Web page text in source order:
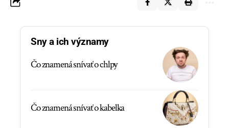
Sny a ich významy
Čo znamená snívať o chlpy
Čo znamená snívať o kabelka